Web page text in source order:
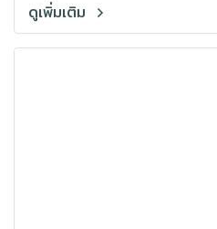
ดูเพิ่มเติม